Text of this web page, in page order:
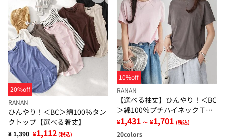
20%off
RANAN
ひんやり！＜BC＞綿100％タン
クトップ【選べる着丈】
¥ 1,390 ¥1,112 (税込)
10%off
RANAN
【選べる袖丈】ひんやり！＜BC
＞綿100％プチハイネックＴシ
ャツ
¥1,431 ～ ¥1,701 (税込)
20colors